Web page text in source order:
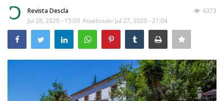
...by Descla
Desporto
Sobre Nós
Revista Descla
Jul 28, 2020 - 15:03 Atualizado: Jul 27, 2020 - 21:04
4373